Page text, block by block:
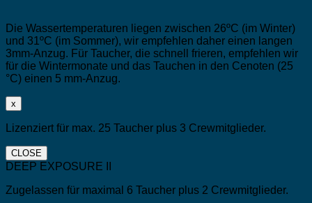
Die Wassertemperaturen liegen zwischen 26ºC (im Winter)
und 31ºC (im Sommer), wir empfehlen daher einen langen
3mm-Anzug. Für Taucher, die schnell frieren, empfehlen wir
für die Wintermonate und das Tauchen in den Cenoten (25
°C) einen 5 mm-Anzug.
x
Lizenziert für max. 25 Taucher plus 3 Crewmitglieder.
CLOSE
DEEP EXPOSURE II
Zugelassen für maximal 6 Taucher plus 2 Crewmitglieder.